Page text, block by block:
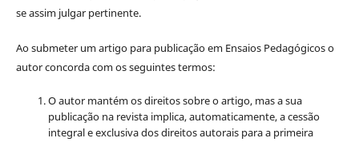
se assim julgar pertinente.
Ao submeter um artigo para publicação em Ensaios Pedagógicos o
autor concorda com os seguintes termos:
O autor mantém os direitos sobre o artigo, mas a sua
publicação na revista implica, automaticamente, a cessão
integral e exclusiva dos direitos autorais para a primeira